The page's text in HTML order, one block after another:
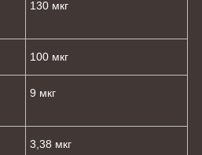
130 мкг
100 мкг
9 мкг
3,38 мкг